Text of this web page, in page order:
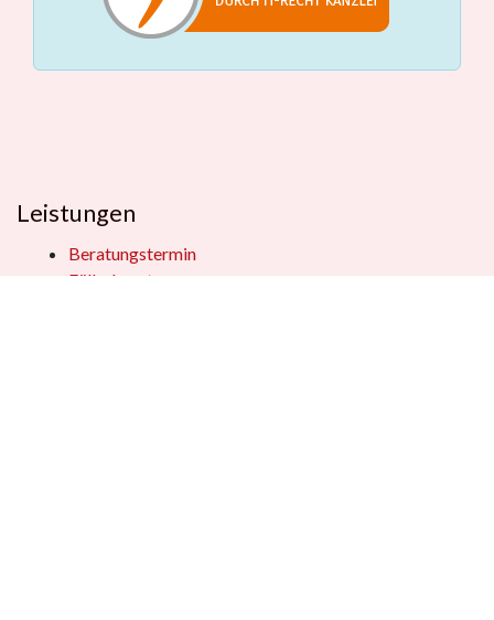
Leistungen
Beratungstermin
Füllerberatung